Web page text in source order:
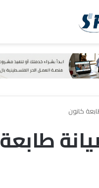
كانون
طابعة